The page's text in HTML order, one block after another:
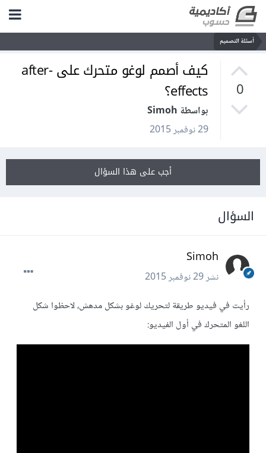
أسئلة التصميم
0
كيف أصمم لوغو متحرك على after-
effects؟
بواسطة Simoh
29 نوفمبر 2015
أجب على هذا السؤال
السؤال
Simoh
نشر29 نوفمبر 2015
رأيت في فيديو طريقة لتحريك لوغو بشكل مدهش، لاحظوا شكل
اللغو المتحرك في أول الفيديو: